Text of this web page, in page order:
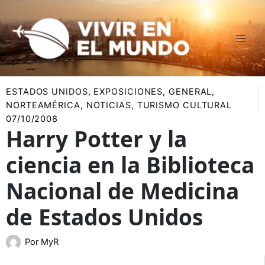
al
contenido
ESTADOS UNIDOS, EXPOSICIONES,GENERAL,
NORTEAMÉRICA, NOTICIAS, TURISMO CULTURAL
07/10/2008
Harry Potter y la
ciencia en la Biblioteca
Nacional de Medicina
de Estados Unidos
Por MyR